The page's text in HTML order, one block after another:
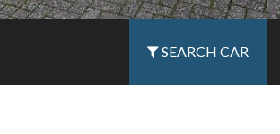
SEARCH CAR